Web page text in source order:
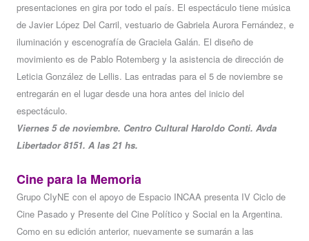
presentaciones en gira por todo el país. El espectáculo tiene música
de Javier López Del Carril, vestuario de Gabriela Aurora Fernández, e
iluminación y escenografía de Graciela Galán. El diseño de
movimiento es de Pablo Rotemberg y la asistencia de dirección de
Leticia González de Lellis. Las entradas para el 5 de noviembre se
entregarán en el lugar desde una hora antes del inicio del
espectáculo.
Viernes 5 de noviembre. Centro Cultural Haroldo Conti. Avda
Libertador 8151. A las 21 hs.
Cine para la Memoria
Grupo CIyNE con el apoyo de Espacio INCAA presenta IV Ciclo de
Cine Pasado y Presente del Cine Político y Social en la Argentina.
Como en su edición anterior, nuevamente se sumarán a las